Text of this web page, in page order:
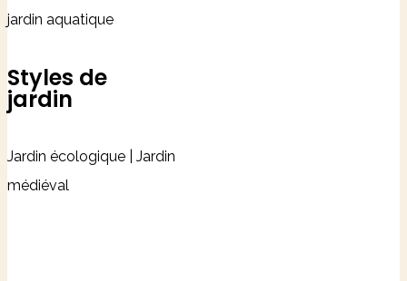
jardin aquatique
Styles de
jardin
Jardin écologique | Jardin
médiéval